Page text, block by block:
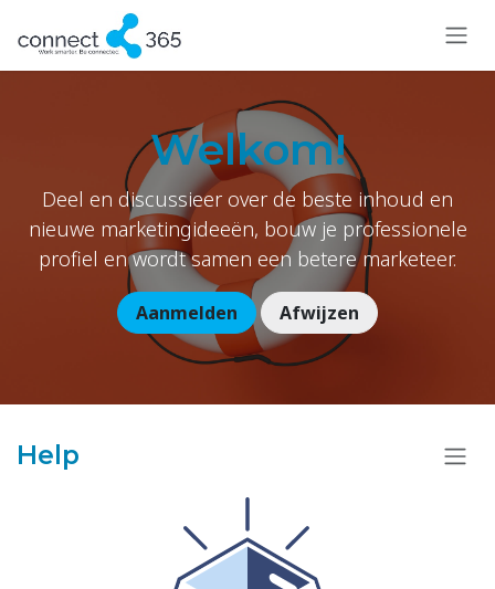
Overslaan naar inhoud
Welkom!
Deel en discussieer over de beste inhoud en
nieuwe marketingideeën, bouw je professionele
profiel en wordt samen een betere marketeer.
Aanmelden Afwijzen
Help